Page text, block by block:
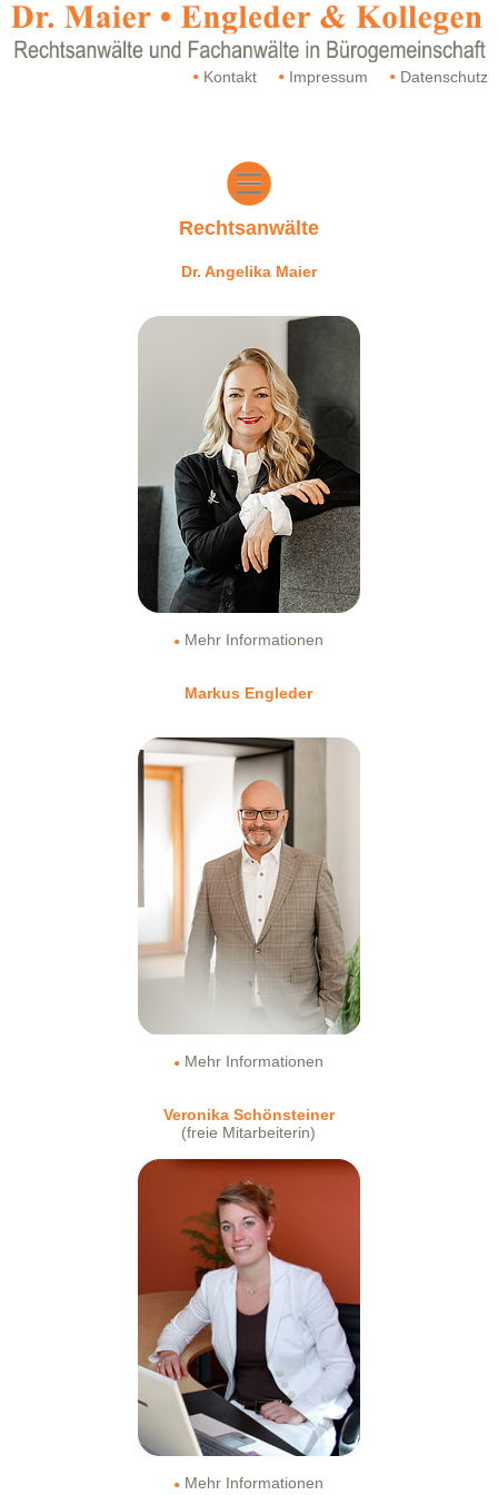
Kontakt Impressum Datenschutz
Rechtsanwälte
Dr. Angelika Maier
Mehr Informationen
Markus Engleder
Mehr Informationen
Veronika Schönsteiner
(freie Mitarbeiterin)
Mehr Informationen